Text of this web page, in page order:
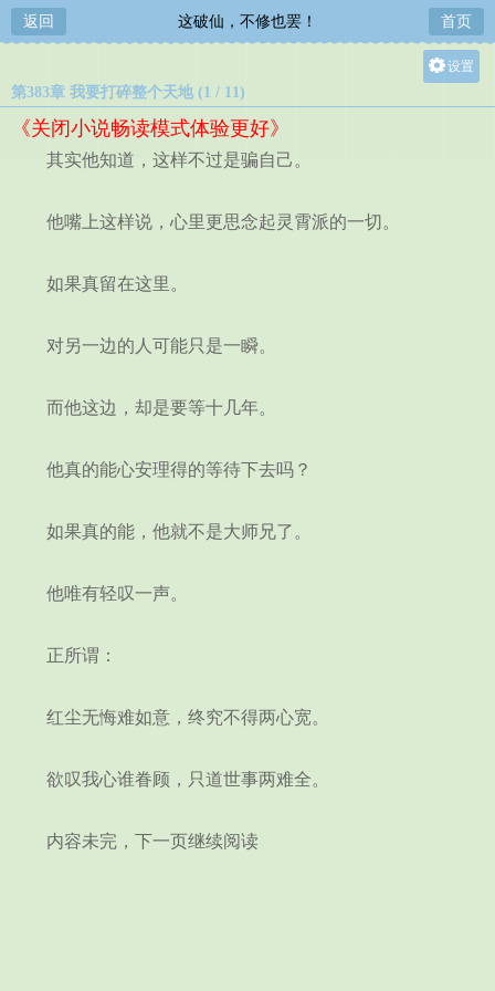
返回 这破仙，不修也罢！ 首页
设置
第383章 我要打碎整个天地 (1 / 11)
《关闭小说畅读模式体验更好》
其实他知道，这样不过是骗自己。
他嘴上这样说，心里更思念起灵霄派的一切。
如果真留在这里。
对另一边的人可能只是一瞬。
而他这边，却是要等十几年。
他真的能心安理得的等待下去吗？
如果真的能，他就不是大师兄了。
他唯有轻叹一声。
正所谓：
红尘无悔难如意，终究不得两心宽。
欲叹我心谁眷顾，只道世事两难全。
内容未完，下一页继续阅读